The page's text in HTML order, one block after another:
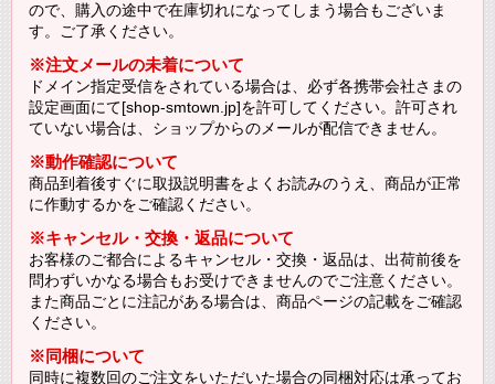
ので、購入の途中で在庫切れになってしまう場合もございま
す。ご了承ください。
※注文メールの未着について
ドメイン指定受信をされている場合は、必ず各携帯会社さまの
設定画面にて[shop-smtown.jp]を許可してください。許可され
ていない場合は、ショップからのメールが配信できません。
※動作確認について
商品到着後すぐに取扱説明書をよくお読みのうえ、商品が正常
に作動するかをご確認ください。
※キャンセル・交換・返品について
お客様のご都合によるキャンセル・交換・返品は、出荷前後を
問わずいかなる場合もお受けできませんのでご注意ください。
また商品ごとに注記がある場合は、商品ページの記載をご確認
ください。
※同梱について
同時に複数回のご注文をいただいた場合の同梱対応は承ってお